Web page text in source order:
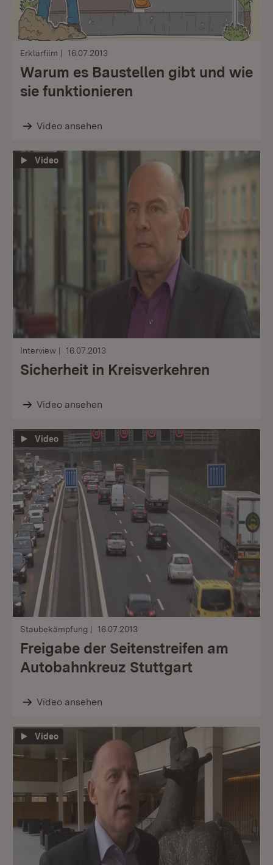
Erklärfilm 16.07.2013
Warum es Baustellen gibt und wie
sie funktionieren
Video ansehen
Video
Interview 16.07.2013
Sicherheit in Kreisverkehren
Video ansehen
Video
Staubekämpfung 16.07.2013
Freigabe der Seitenstreifen am
Autobahnkreuz Stuttgart
Video ansehen
Video